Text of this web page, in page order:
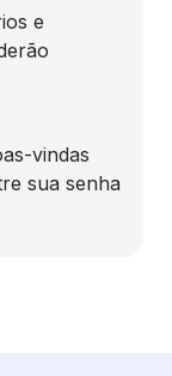
e
vindas
sua senha